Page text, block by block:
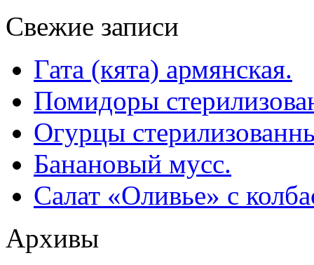
Свежие записи
Гата (кята) армянская.
Помидоры
Огурцы
Банановый мусс.
Салат «Оливье» с
Архивы